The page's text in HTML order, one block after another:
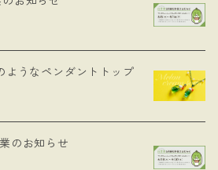
ようなペンダントトップ
のお知らせ